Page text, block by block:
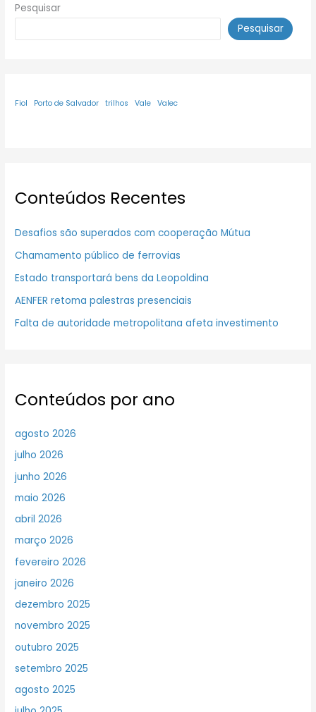
Pesquisar
Pesquisar
Fiol Porto de Salvador trilhos Vale Valec
Conteúdos Recentes
Desafios são superados com cooperação Mútua
Chamamento público de ferrovias
Estado transportará bens da Leopoldina
AENFER retoma palestras presenciais
Falta de autoridade metropolitana afeta investimento
Conteúdos por ano
agosto 2026
julho 2026
junho 2026
maio 2026
abril 2026
março 2026
fevereiro 2026
janeiro 2026
dezembro 2025
novembro 2025
outubro 2025
setembro 2025
agosto 2025